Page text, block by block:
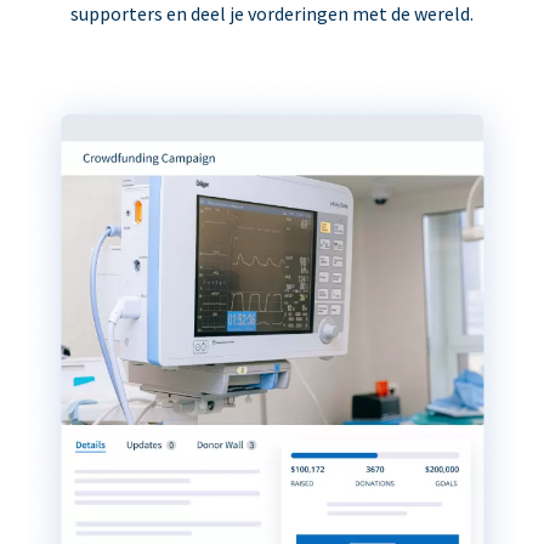
supporters en deel je vorderingen met de wereld.